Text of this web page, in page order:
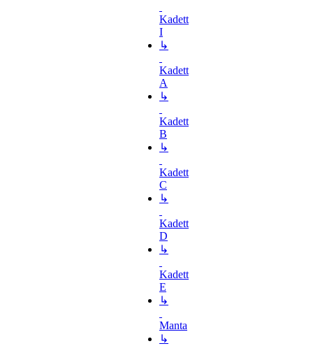
Kadett
I
↳
Kadett
A
↳
Kadett
B
↳
Kadett
C
↳
Kadett
D
↳
Kadett
E
↳
Manta
↳